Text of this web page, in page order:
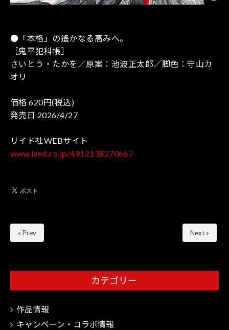
●「本格」の遙かなる高みへ。
［鬼平犯科帳］
さいとう・たかを／原案：池波正太郎／脚色：守山カ
オリ
価格 620円(税込)
発売日 2026/4/27
リイド社WEBサイト
www.leed.co.jp/4912138270667
« Prev Next »
カテゴリー
作品情報
キャンペーン・コラボ情報